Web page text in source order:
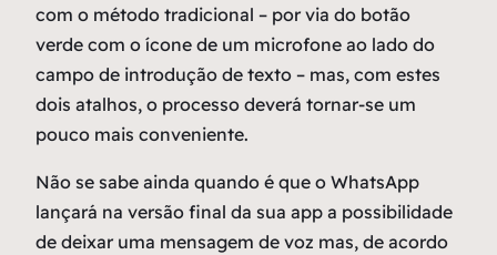
com o método tradicional – por via do botão
verde com o ícone de um microfone ao lado do
campo de introdução de texto – mas, com estes
dois atalhos, o processo deverá tornar-se um
pouco mais conveniente.
Não se sabe ainda quando é que o WhatsApp
lançará na versão final da sua app a possibilidade
de deixar uma mensagem de voz mas, de acordo